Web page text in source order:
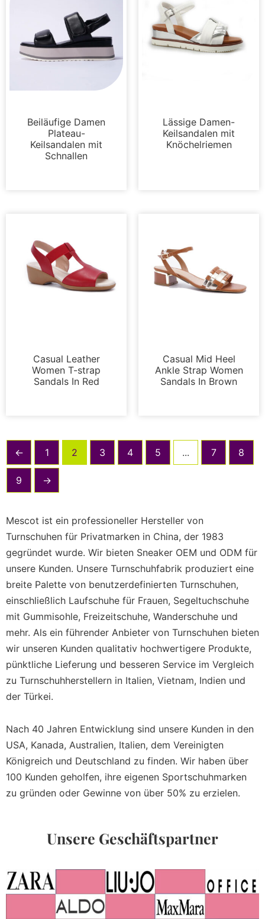
Beiläufige Damen
Plateau-
Keilsandalen mit
Schnallen
Lässige Damen-
Keilsandalen mit
Knöchelriemen
Casual Leather
Women T-strap
Sandals In Red
Casual Mid Heel
Ankle Strap Women
Sandals In Brown
← 1 2 3 4 5 ... 7 8
9 →
Mescot ist ein professioneller Hersteller von
Turnschuhen für Privatmarken in China, der 1983
gegründet wurde. Wir bieten Sneaker OEM und ODM für
unsere Kunden. Unsere Turnschuhfabrik produziert eine
breite Palette von benutzerdefinierten Turnschuhen,
einschließlich Laufschuhe für Frauen, Segeltuchschuhe
mit Gummisohle, Freizeitschuhe, Wanderschuhe und
mehr. Als ein führender Anbieter von Turnschuhen bieten
wir unseren Kunden qualitativ hochwertigere Produkte,
pünktliche Lieferung und besseren Service im Vergleich
zu Turnschuhherstellern in Italien, Vietnam, Indien und
der Türkei.
Nach 40 Jahren Entwicklung sind unsere Kunden in den
USA, Kanada, Australien, Italien, dem Vereinigten
Königreich und Deutschland zu finden. Wir haben über
100 Kunden geholfen, ihre eigenen Sportschuhmarken
zu gründen oder Gewinne von über 50% zu erzielen.
Unsere Geschäftspartner